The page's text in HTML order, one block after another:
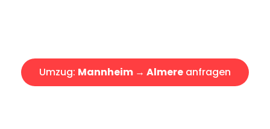
Umzug: Mannheim → Almere anfragen